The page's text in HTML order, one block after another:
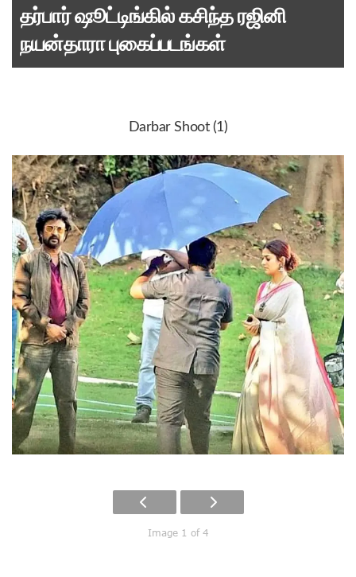
தர்பார் ஷூட்டிங்கில் கசிந்த ரஜினி
நயன்தாரா புகைப்படங்கள்
Darbar Shoot (1)
Image 1 of 4